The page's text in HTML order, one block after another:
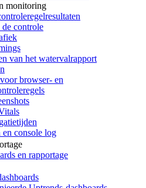
monitoring
controle
van het watervalrapport
browser- en
en console log
en rapportage